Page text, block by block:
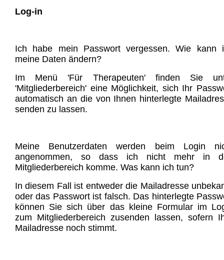
Log-in
Ich habe mein Passwort vergessen. Wie kann
meine Daten ändern?
Im Menü 'Für Therapeuten' finden Sie
'Mitgliederbereich' eine Möglichkeit, sich Ihr
automatisch an die von Ihnen hinterlegte
senden zu lassen.
Meine Benutzerdaten werden beim Login
angenommen, so dass ich nicht mehr in
Mitgliederbereich komme. Was kann ich tun?
In diesem Fall ist entweder die Mailadresse
oder das Passwort ist falsch. Das hinterlegte
können Sie sich über das kleine Formular im
zum Mitgliederbereich zusenden lassen, sofern
Mailadresse noch stimmt.